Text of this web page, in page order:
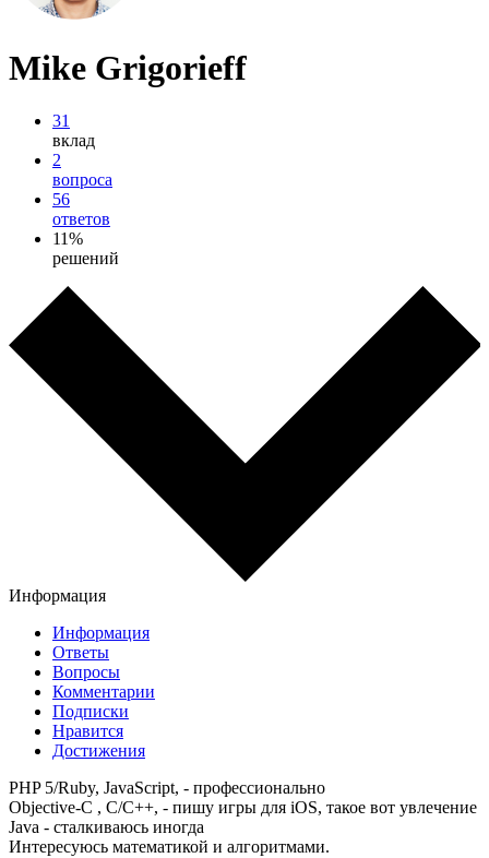
Mike Grigorieff
31
вклад
2
вопроса
56
ответов
11%
решений
Информация
Информация
Ответы
Вопросы
Комментарии
Подписки
Нравится
Достижения
PHP 5/Ruby, JavaScript, - профессионально
Objective-C , C/C++, - пишу игры для iOS, такое вот увлечение
Java - сталкиваюсь иногда
Интересуюсь математикой и алгоритмами.